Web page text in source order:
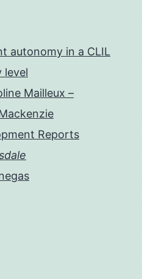
autonomy in a CLIL
level
Mailleux –
Reports